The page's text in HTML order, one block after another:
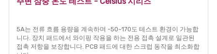
5A는 전류 흐름 용량을 계속하며 -50~170도 테스트 환경이 가능합
니다. 장치 패드에서 와이핑 작용을 하는 전용 접촉 설계로 일관된
접촉 저항을 보장합니다. PCB 패드에 대한 스크럽 동작을 최소화합